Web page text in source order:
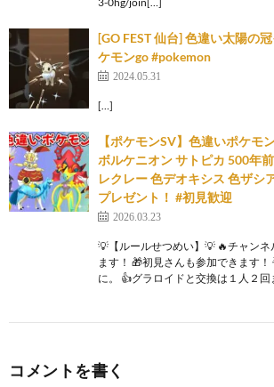
[GO FEST 仙台] 色違い太陽の
ケモンgo #pokemon
2024.05.31
[…]
【ポケモンSV】色違いポケモ
ボルケニオン サトピカ 500年
レクレー 色デオキシス 色ザシ
プレゼント！ #初見歓迎
2026.03.23
💡【ルールせつめい】💡 🔥チャン
ます！ 🎁初見さんも参加できます
に。 👍グラロイドと交換は１人２
コメントを書く